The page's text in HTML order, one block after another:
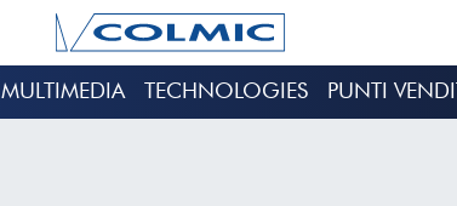
MULTIMEDIA TECHNOLOGIES PUNTI